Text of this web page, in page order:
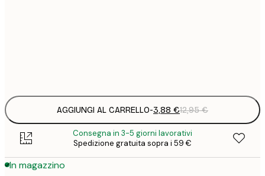
AGGIUNGI AL CARRELLO-3,88 €12,95 €
Consegna in 3-5 giorni lavorativi
Spedizione gratuita sopra i 59 €
In magazzino